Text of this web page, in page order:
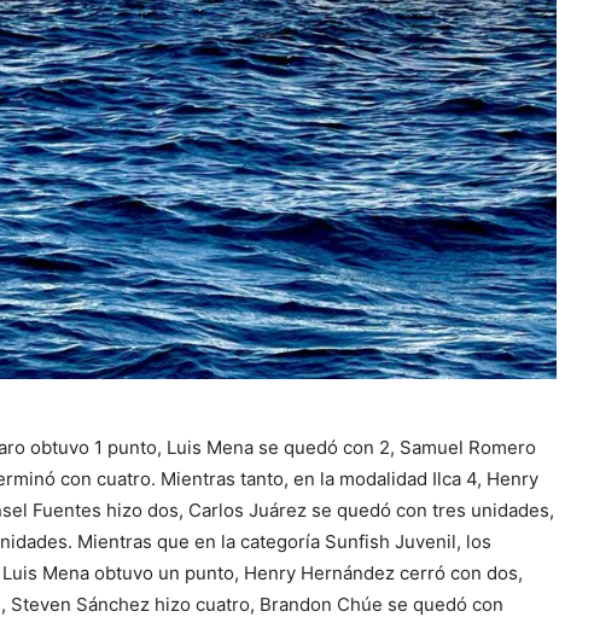
obtuvo 1 punto, Luis Mena se quedó con 2, Samuel Romero
con cuatro. Mientras tanto, en la modalidad Ilca 4, Henry
Fuentes hizo dos, Carlos Juárez se quedó con tres unidades,
Mientras que en la categoría Sunfish Juvenil, los
Mena obtuvo un punto, Henry Hernández cerró con dos,
Sánchez hizo cuatro, Brandon Chúe se quedó con